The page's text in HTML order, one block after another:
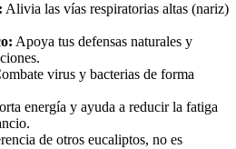
Alivia las vías respiratorias altas (nariz)
Apoya tus defensas naturales y
virus y bacterias de forma
energía y ayuda a reducir la fatiga
de otros eucaliptos, no es